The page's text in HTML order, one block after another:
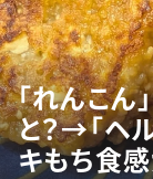
「れんこん
と？→「ヘ
キもち食感